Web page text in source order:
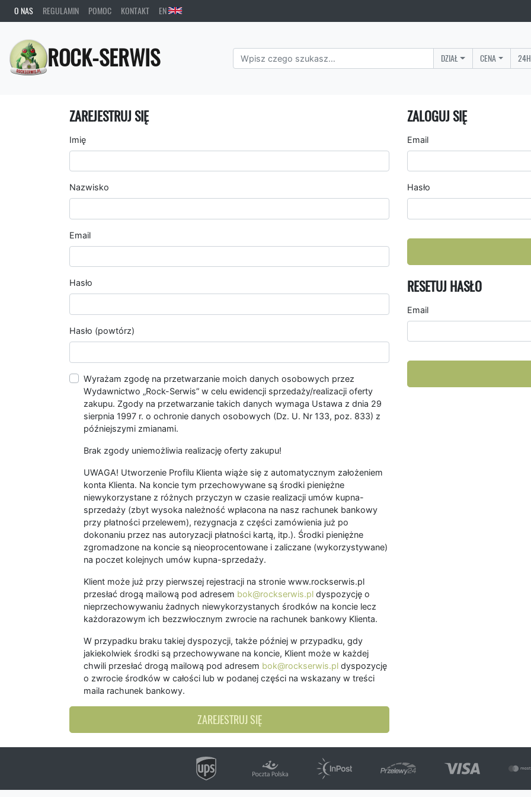
O NAS REGULAMIN POMOC KONTAKT EN
ROCK-SERWIS DZIAŁ CENA
ZAREJESTRUJ SIĘ
Imię
Nazwisko
Email
Hasło
Hasło (powtórz)
Wyrażam zgodę na przetwarzanie moich danych osobowych przez
Wydawnictwo „Rock-Serwis” w celu ewidencji sprzedaży/realizacji oferty
zakupu. Zgody na przetwarzanie takich danych wymaga Ustawa z dnia 29
sierpnia 1997 r. o ochronie danych osobowych (Dz. U. Nr 133, poz. 833) z
późniejszymi zmianami.
Brak zgody uniemożliwia realizację oferty zakupu!
UWAGA! Utworzenie Profilu Klienta wiąże się z automatycznym założeniem
konta Klienta. Na koncie tym przechowywane są środki pieniężne
niewykorzystane z różnych przyczyn w czasie realizacji umów kupna-
sprzedaży (zbyt wysoka należność wpłacona na nasz rachunek bankowy
przy płatności przelewem), rezygnacja z części zamówienia już po
dokonaniu przez nas autoryzacji płatności kartą, itp.). Środki pieniężne
zgromadzone na koncie są nieoprocentowane i zaliczane (wykorzystywane)
na poczet kolejnych umów kupna-sprzedaży.
Klient może już przy pierwszej rejestracji na stronie www.rockserwis.pl
przesłać drogą mailową pod adresem bok@rockserwis.pl dyspozycję o
nieprzechowywaniu żadnych niewykorzystanych środków na koncie lecz
każdorazowym ich bezzwłocznym zwrocie na rachunek bankowy Klienta.
W przypadku braku takiej dyspozycji, także później w przypadku, gdy
jakiekolwiek środki są przechowywane na koncie, Klient może w każdej
chwili przesłać drogą mailową pod adresem bok@rockserwis.pl dyspozycję
o zwrocie środków w całości lub w podanej części na wskazany w treści
maila rachunek bankowy.
ZAREJESTRUJ SIĘ
ZALOGUJ SIĘ
Email
Hasło
RESETUJ HASŁO
Email